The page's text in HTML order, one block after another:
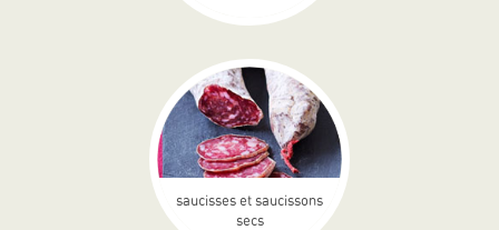
saucisses et saucissons
secs